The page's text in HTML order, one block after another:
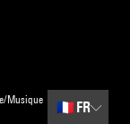
Musique
🇫🇷 FR